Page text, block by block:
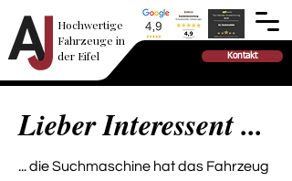
Kontakt
Hochwertige
Fahrzeuge in
der Eifel
Lieber Interessent ...
... die Suchmaschine hat das Fahrzeug